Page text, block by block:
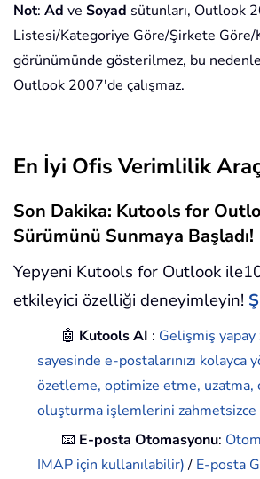
Not: Ad ve Soyad sütunları, Outlook
Listesi/Kategoriye Göre/Şirkete Göre/
görünümünde gösterilmez, bu
Outlook 2007'de çalışmaz.
En İyi Ofis Verimlilik
Son Dakika: Kutools for
Sürümünü Sunmaya Başladı!
Yepyeni Kutools for Outlook
etkileyici özelliği deneyimleyin!
🤖 Kutools AI : Gelişmiş
sayesinde e-postalarınızı kolayca
özetleme, optimize etme, uzatma,
oluşturma işlemlerini
📧 E-posta Otomasyonu:
IMAP için kullanılabilir)/ E-posta